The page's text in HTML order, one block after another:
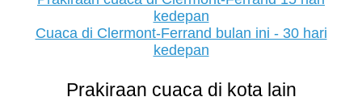
kedepan
Cuaca di Clermont-Ferrand bulan ini - 30 hari
kedepan
Prakiraan cuaca di kota lain